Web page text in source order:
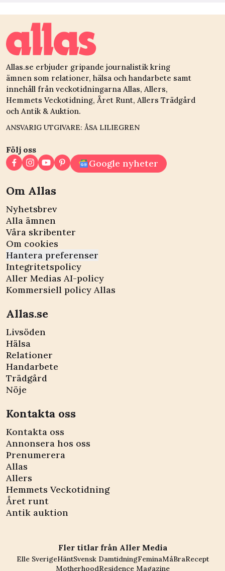
Allas.se erbjuder gripande journalistik kring
ämnen som relationer, hälsa och handarbete samt
innehåll från veckotidningarna Allas, Allers,
Hemmets Veckotidning, Året Runt, Allers Trädgård
och Antik & Auktion.
ANSVARIG UTGIVARE: ÅSA LILIEGREN
Följ oss
Google nyheter
Om Allas
Nyhetsbrev
Alla ämnen
Våra skribenter
Om cookies
Hantera preferenser
Integritetspolicy
Aller Medias AI-policy
Kommersiell policy Allas
Allas.se
Livsöden
Hälsa
Relationer
Handarbete
Trädgård
Nöje
Kontakta oss
Kontakta oss
Annonsera hos oss
Prenumerera
Allas
Allers
Hemmets Veckotidning
Året runt
Antik auktion
Fler titlar från Aller Media
Elle SverigeHäntSvensk DamtidningFeminaMåBraRecept
MotherhoodResidence Magazine